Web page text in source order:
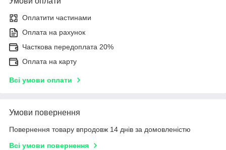
Оплатити частинами
Оплата на рахунок
Часткова передоплата 20%
Оплата на карту
Всі умови оплати
Умови повернення
Повернення товару впродовж 14 днів за домовленістю
Всі умови повернення